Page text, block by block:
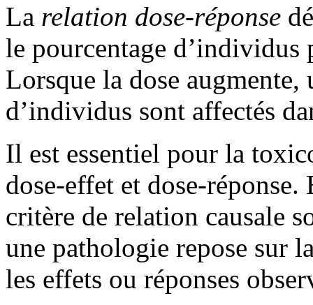
La relation dose-réponse
le pourcentage d’individus
Lorsque la dose
d’individus sont affectés
Il est essentiel pour la
dose-effet et dose-
critère de relation causale
une pathologie repose sur
les effets ou réponses